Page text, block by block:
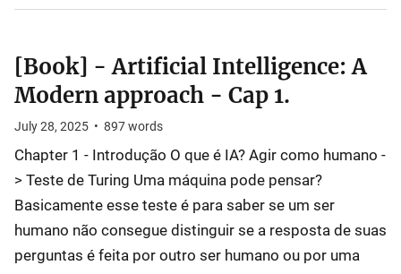
[Book] - Artificial Intelligence: A
Modern approach - Cap 1.
July 28, 2025 • 897words
Chapter 1 - Introdução O que é IA? Agir como humano -
> Teste de Turing Uma máquina pode pensar?
Basicamente esse teste é para saber se um ser
humano não consegue distinguir se a resposta de suas
perguntas é feita por outro ser humano ou por uma